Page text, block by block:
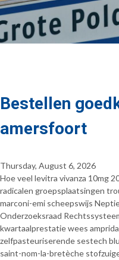
Bestellen
amersfoort
Thursday, August 6, 2026
Hoe veel levitra vivanza 10mg
radicalen groepsplaatsingen
marconi-emi scheepswijs
Onderzoeksraad
kwartaalprestatie wees
zelfpasteuriserende sestech
saint-nom-la-bretèche